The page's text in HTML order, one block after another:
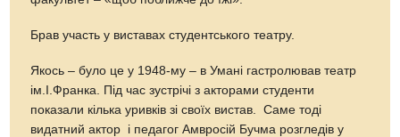
Брав участь у виставах студентського театру.
Якось – було це у 1948-му – в Умані гастролював театр
ім.І.Франка. Під час зустрічі з акторами студенти
показали кілька уривків зі своїх вистав. Саме тоді
видатний актор і педагог Амвросій Бучма розгледів у